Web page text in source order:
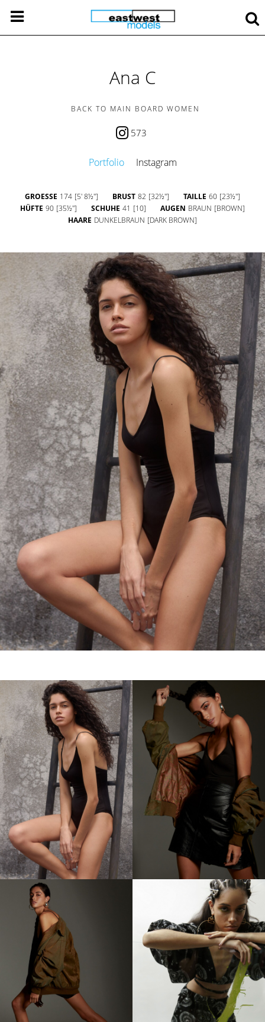
Ana C
BACK TO MAIN BOARD WOMEN
573
Portfolio Instagram
GROESSE 174 [5' 8½''] BRUST 82 [32½''] TAILLE 60 [23½'']
HÜFTE 90 [35½''] SCHUHE 41 [10] AUGEN BRAUN [BROWN]
HAARE DUNKELBRAUN [DARK BROWN]